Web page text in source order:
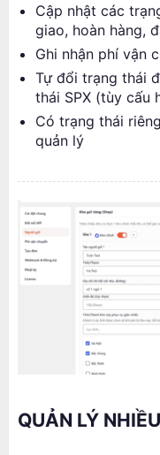
Cập nhật các
giao, hoàn hàng,
Ghi nhận phí vận
Tự đổi trạng thái
thái SPX (tùy cấu
Có trạng thái
quản lý
QUẢN LÝ